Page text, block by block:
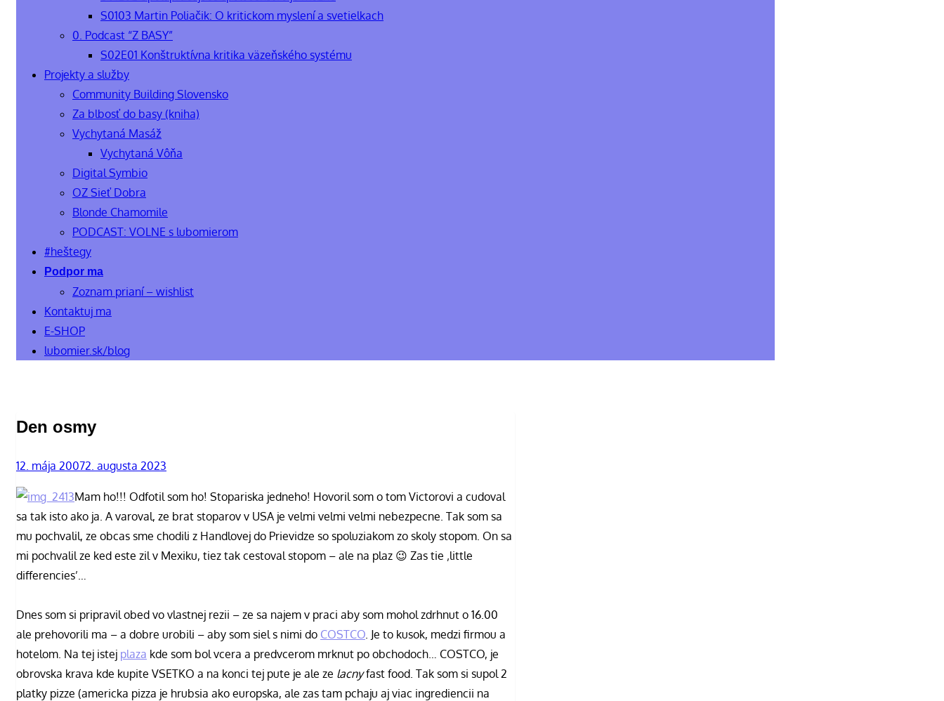
S0103 Martin Poliačik: O kritickom myslení a svetielkach
0. Podcast “Z BASY”
S02E01 Konštruktívna kritika väzeňského systému
Projekty a služby
Community Building Slovensko
Za blbosť do basy (kniha)
Vychytaná Masáž
Vychytaná Vôňa
Digital Symbio
OZ Sieť Dobra
Blonde Chamomile
PODCAST: VOLNE s lubomierom
#heštegy
Podpor ma
Zoznam prianí – wishlist
Kontaktuj ma
E-SHOP
lubomier.sk/blog
Den osmy
Posted
on
12. mája 20072. augusta 2023
Mam ho!!! Odfotil som ho! Stopariska jedneho! Hovoril som o tom Victorovi a cudoval
sa tak isto ako ja. A varoval, ze brat stoparov v USA je velmi velmi velmi nebezpecne. Tak som sa
mu pochvalil, ze obcas sme chodili z Handlovej do Prievidze so spoluziakom zo skoly stopom. On sa
mi pochvalil ze ked este zil v Mexiku, tiez tak cestoval stopom – ale na plaz 😉 Zas tie ‚little
differencies’…
Dnes som si pripravil obed vo vlastnej rezii – ze sa najem v praci aby som mohol zdrhnut o 16.00
ale prehovorili ma – a dobre urobili – aby som siel s nimi do COSTCO . Je to kusok, medzi firmou a
hotelom. Na tej istej plaza kde som bol vcera a predvcerom mrknut po obchodoch… COSTCO, je
obrovska krava kde kupite VSETKO a na konci tej pute je ale ze lacnyfast food. Tak som si supol 2
platky pizze (americka pizza je hrubsia ako europska, ale zas tam pchaju aj viac ingrediencii na